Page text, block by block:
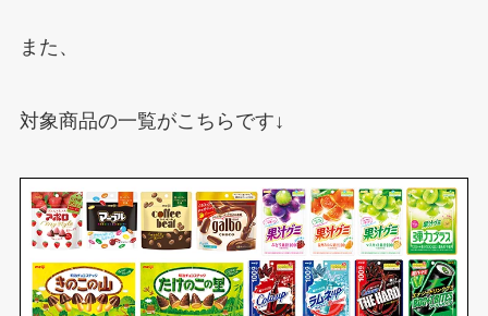
また、
対象商品の一覧がこちらです↓